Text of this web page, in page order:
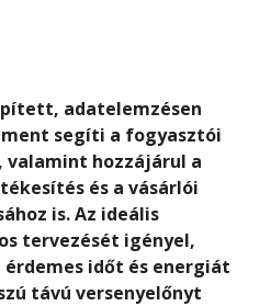
adatelemzésen
segíti a fogyasztói
hozzájárul a
és a vásárlói
is. Az ideális
tervezését igényel,
időt és energiát
távú versenyelőnyt